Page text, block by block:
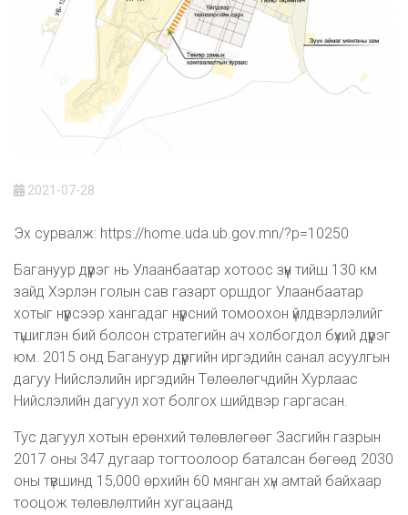
2021-07-28
Эх сурвалж: https://home.uda.ub.gov.mn/?p=10250
Багануур дүүрэг нь Улаанбаатар хотоос зүүн тийш 130 км
зайд Хэрлэн голын сав газарт оршдог Улаанбаатар
хотыг нүүрсээр хангадаг нүүрсний томоохон үйлдвэрлэлийг
түшиглэн бий болсон стратегийн ач холбогдол бүхий дүүрэг
юм. 2015 онд Багануур дүүргийн иргэдийн санал асуулгын
дагуу Нийслэлийн иргэдийн Төлөөлөгчдийн Хурлаас
Нийслэлийн дагуул хот болгох шийдвэр гаргасан.
Тус дагуул хотын ерөнхий төлөвлөгөөг Засгийн газрын
2017 оны 347 дугаар тогтоолоор баталсан бөгөөд 2030
оны түвшинд 15,000 өрхийн 60 мянган хүн амтай байхаар
тооцож төлөвлөлтийн хугацаанд